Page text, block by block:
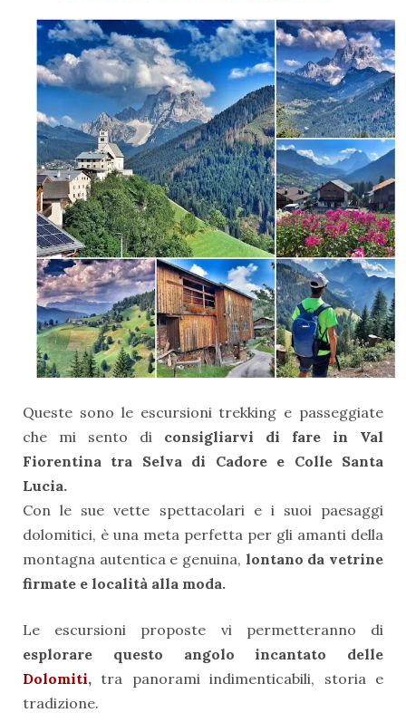
Queste sono le escursioni trekking e passeggiate
che mi sento di consigliarvi di fare in Val
Fiorentina tra Selva di Cadore e Colle Santa
Lucia.
Con le sue vette spettacolari e i suoi paesaggi
dolomitici, è una meta perfetta per gli amanti della
montagna autentica e genuina, lontano da vetrine
firmate e località alla moda.
Le escursioni proposte vi permetteranno di
esplorare questo angolo incantato delle
Dolomiti,tra panorami indimenticabili, storia e
tradizione.